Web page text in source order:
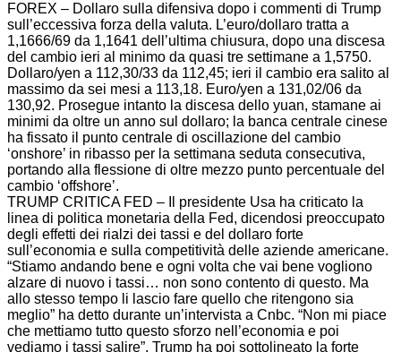
FOREX – Dollaro sulla difensiva dopo i commenti di Trump
sull’eccessiva forza della valuta. L’euro/dollaro tratta a
1,1666/69 da 1,1641 dell’ultima chiusura, dopo una discesa
del cambio ieri al minimo da quasi tre settimane a 1,5750.
Dollaro/yen a 112,30/33 da 112,45; ieri il cambio era salito al
massimo da sei mesi a 113,18. Euro/yen a 131,02/06 da
130,92. Prosegue intanto la discesa dello yuan, stamane ai
minimi da oltre un anno sul dollaro; la banca centrale cinese
ha fissato il punto centrale di oscillazione del cambio
‘onshore’ in ribasso per la settimana seduta consecutiva,
portando alla flessione di oltre mezzo punto percentuale del
cambio ‘offshore’.
TRUMP CRITICA FED – Il presidente Usa ha criticato la
linea di politica monetaria della Fed, dicendosi preoccupato
degli effetti dei rialzi dei tassi e del dollaro forte
sull’economia e sulla competitività delle aziende americane.
“Stiamo andando bene e ogni volta che vai bene vogliono
alzare di nuovo i tassi… non sono contento di questo. Ma
allo stesso tempo li lascio fare quello che ritengono sia
meglio” ha detto durante un’intervista a Cnbc. “Non mi piace
che mettiamo tutto questo sforzo nell’economia e poi
vediamo i tassi salire”. Trump ha poi sottolineato la forte